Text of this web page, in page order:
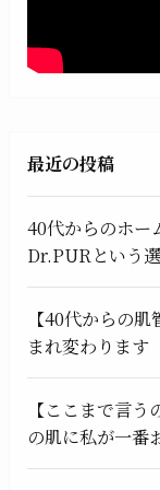
最近の投稿
40代からのホー
Dr.PURという
【40代からの
まれ変わります
【ここまで言
の肌に私が一番